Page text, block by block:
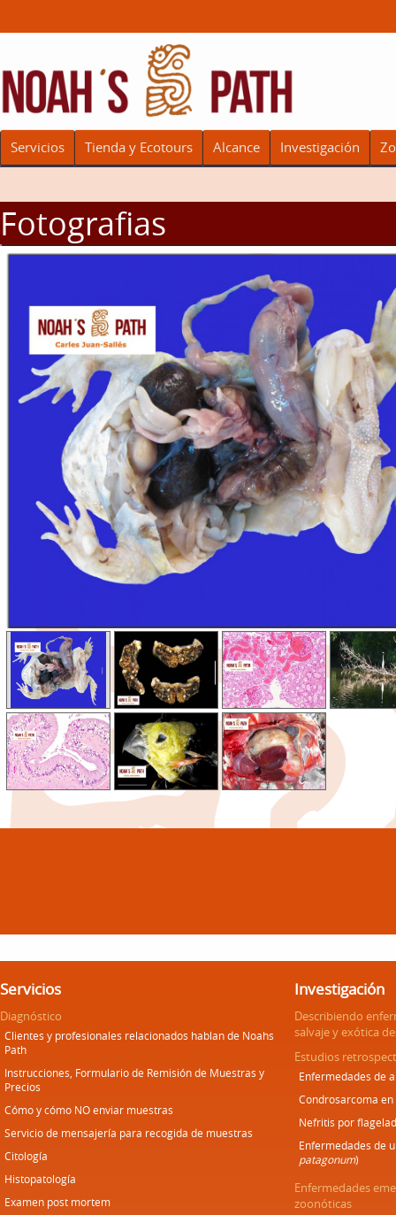
Servicios Tienda y Ecotours Alcance Investigación
Fotografias
Servicios
Diagnóstico
Clientes y profesionales relacionados hablan de Noahs
Path
Instrucciones, Formulario de Remisión de Muestras y
Precios
Cómo y cómo NO enviar muestras
Servicio de mensajería para recogida de muestras
Citología
Histopatología
Examen post mortem
Investigación
Describiendo
salvaje y exótica
Estudios
Enfermedades de
Condrosarcoma en
Nefritis por
Enfermedades de
patagonum)
Enfermedades
zoonóticas